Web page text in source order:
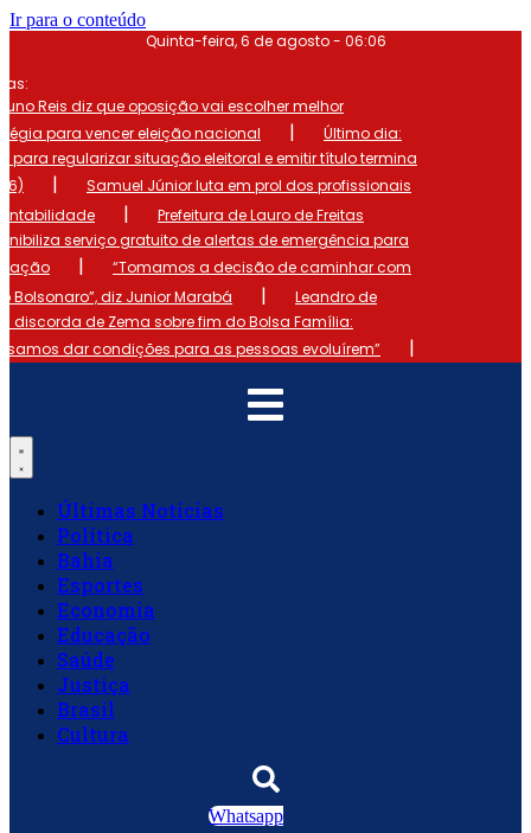
Ir para o conteúdo
Quinta-feira, 6 de agosto - 06:06
Reis diz que oposição vai escolher melhor
para vencer eleição nacional
|
Último dia:
para regularizar situação eleitoral e emitir título termina
|
Samuel Júnior luta em prol dos profissionais
|
Prefeitura de Lauro de Freitas
serviço gratuito de alertas de emergência para
|
“Tomamos a decisão de caminhar com
Bolsonaro”, diz Junior Marabá
|
Leandro de
discorda de Zema sobre fim do Bolsa Família:
dar condições para as pessoas evoluírem”
|
Últimas Notícias
Política
Bahia
Esportes
Economia
Educação
Saúde
Justiça
Brasil
Cultura
Whatsapp